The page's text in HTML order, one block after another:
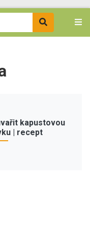
kapustovou
| recept